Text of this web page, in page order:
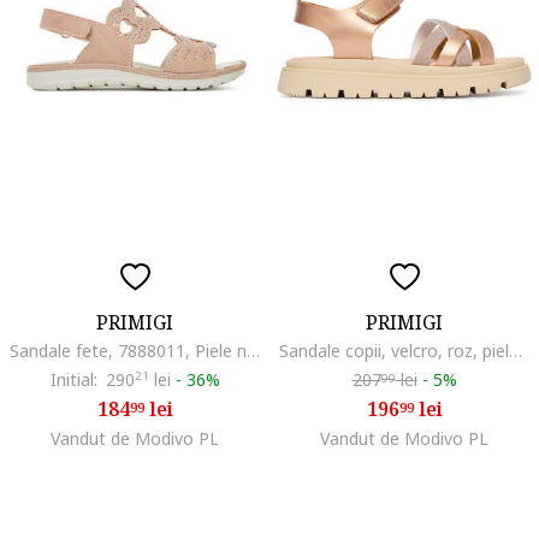
PRIMIGI
Sandale fete, 7888011, Piele naturala, Roz, Roz
Initial: 29021 lei - 36%
18499lei
Vandut de Modivo PL
PRIMIGI
Sandale copii, velcro, roz, piele ecologica,
20799lei - 5%
19699lei
Vandut de Modivo PL